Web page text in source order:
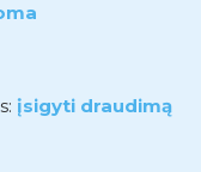
įsigyti draudimą